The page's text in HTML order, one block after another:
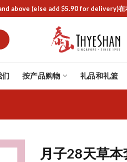
above (else add $5.90 for delivery)ㅤ在
们 按产品购物 礼品和礼篮
月子28天草